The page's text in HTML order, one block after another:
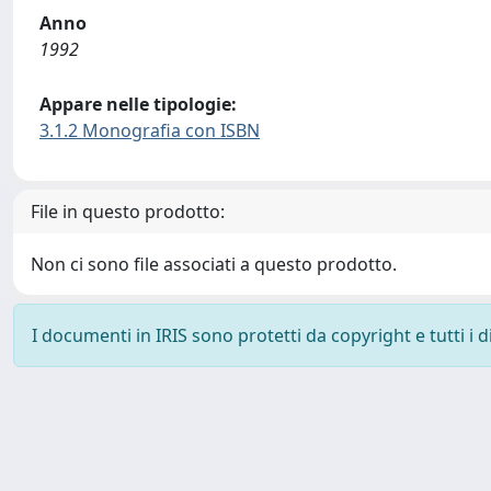
Anno
1992
Appare nelle tipologie:
3.1.2 Monografia con ISBN
File in questo prodotto:
Non ci sono file associati a questo prodotto.
I documenti in IRIS sono protetti da copyright e tutti i